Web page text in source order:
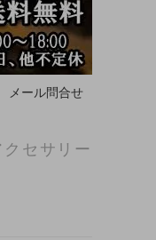
メール問合せ
セサリー